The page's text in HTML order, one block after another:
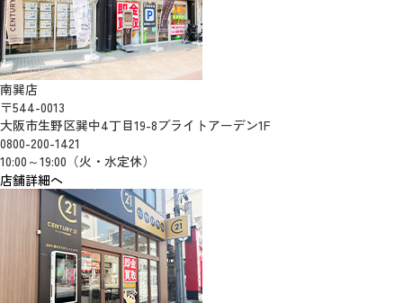
南巽店
〒544-0013
大阪市生野区巽中4丁目19-8ブライトアーデン1F
0800-200-1421
10:00～19:00（火・水定休）
店舗詳細へ